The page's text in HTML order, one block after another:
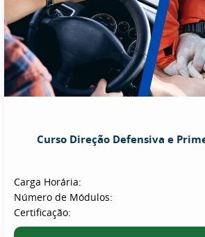
Curso Direção Defensiva e
Carga Horária:
Número de Módulos:
Certificação: